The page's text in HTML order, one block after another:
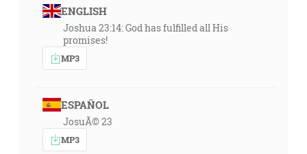
ENGLISH
Joshua 23:14: God has fulfilled all His
promises!
MP3
ESPAÑOL
JosuÃ© 23
MP3